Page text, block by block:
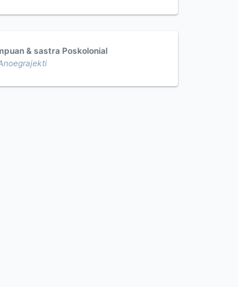
& sastra Poskolonial